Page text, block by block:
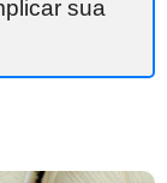
sua